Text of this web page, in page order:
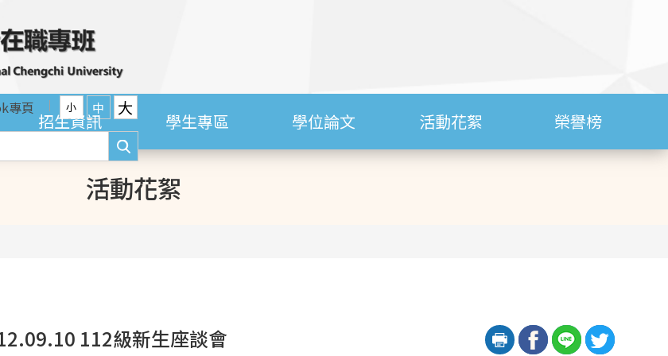
專頁 小 中 大
招生資訊 學生專區 學位論文 活動花絮 榮譽榜
活動花絮
112級新生座談會